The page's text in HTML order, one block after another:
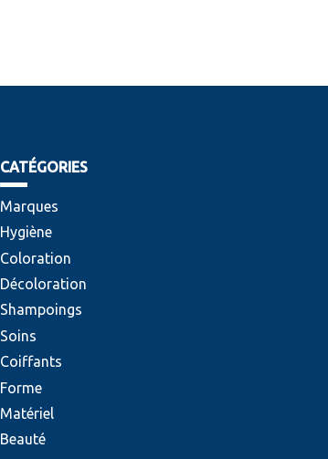
CATÉGORIES
Marques
Hygiène
Coloration
Décoloration
Shampoings
Soins
Coiffants
Forme
Matériel
Beauté